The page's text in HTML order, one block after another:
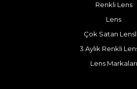
Renkli Lens
Lens
Çok Satan
3 Aylık Renkli
Lens Markaları